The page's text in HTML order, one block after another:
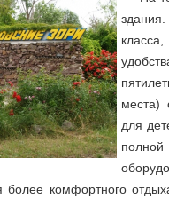
места)
для
более комфортного